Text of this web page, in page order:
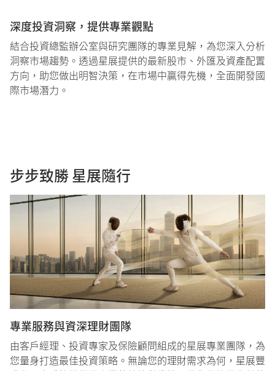
深度投資洞察，提供專業觀點
結合投資總監辦公室與研究團隊的專業見解，為您深入分析
洞察市場趨勢。透過星展提供的最新股市、外匯及資產配置
方向，助您做出明智決策，在市場中贏得先機，全面開發國
際市場潛力。
步步致勝 星展隨行
專業服務與資深理財團隊​
由客戶經理、投資專家及保險顧問組成的星展專業團隊，為
您量身打造最佳投資策略。無論您的理財需求為何，星展豐